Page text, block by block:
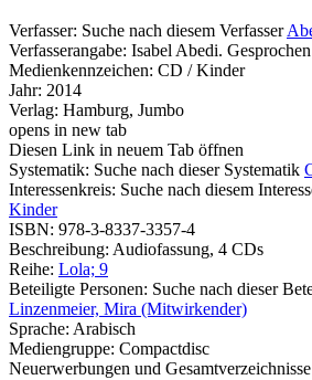
Verfasser: Suche nach diesem Verfasser
Verfasserangabe: Isabel Abedi.
Medienkennzeichen: CD / Kinder
Jahr: 2014
Verlag: Hamburg, Jumbo
opens in new tab
Diesen Link in neuem Tab öffnen
Systematik: Suche nach dieser Systematik
Interessenkreis: Suche nach diesem
Kinder
ISBN: 978-3-8337-3357-4
Beschreibung: Audiofassung, 4 CDs
Reihe: Lola; 9
Beteiligte Personen: Suche nach dieser
Linzenmeier, Mira (Mitwirkender)
Sprache: Arabisch
Mediengruppe: Compactdisc
Neuerwerbungen und Gesamtverzeichnisse